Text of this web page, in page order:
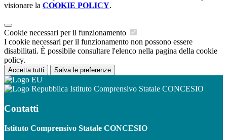
visionare la COOKIE POLICY.
Cookie necessari per il funzionamento
I cookie necessari per il funzionamento non possono essere
disabilitati. È possibile consultare l'elenco nella pagina della cookie
policy.
Accetta tutti Salva le preferenze
Istituto Comprensivo Statale CONCESIO
Contatti
Istituto Comprensivo Statale CONCESIO